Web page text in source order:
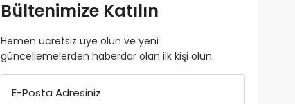
Bültenimize Katılın
Hemen ücretsiz üye olun ve yeni
güncellemelerden haberdar olan ilk kişi olun.
E-Posta Adresiniz